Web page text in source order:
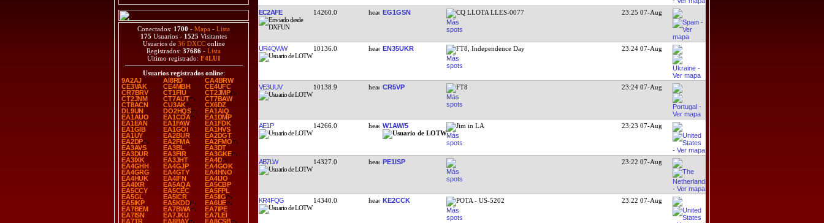
Conectados: 1700 - Mapa - Lista
175 Usuarios - 1525 Visitantes
Usuarios de 36 DXCConline
Registrados: 37686 - Lista
Último registrado: F4LUI
Usuarios registrados online:
9A2AJ
AI8RD
CA4BRW
CE3VAK
CE4MBH
CE4UFC
CR7BRV
CT1FIU
CT2JMP
CT2JNM
CT7AUT
CT7BAW
CT8ACN
CU3AK
CX6DZ
DL9UN
DO2HQS
EA1AIQ
EA1AUO
EA1COA
EA1DMP
EA1EAN
EA1FAW
EA1FDK
EA1GIB
EA1GOI
EA1HVS
EA1UY
EA2BUR
EA2DGT
EA2DP
EA2FMA
EA2FMO
EA3AVS
EA3BL
EA3DT
EA3DUR
EA3FIR
EA3GKE
EA3IXK
EA3JHT
EA4D
EA4GHH
EA4GJP
EA4GOK
EA4GRG
EA4GTY
EA4HNO
EA4HUK
EA4IFN
EA4IJO
EA4IXR
EA5AQA
EA5CBP
EA5CCY
EA5CEC
EA5FPL
EA5GL
EA5ICR
EA5IIG
EA5IKP
EA5KDD
EA6UE
EA7BEM
EA7BWA
EA7IPE
EA7ISN
EA7JKU
EA7LEI
EA7TR
EA8BAY
EA8CSB
EC2AFE 14260.0 EG1GSN CQ LLOTA LLES-0077 23:25 07-Aug
UR4QWW 10136.0 EN35UKR FT8, Independence Day 23:24 07-Aug
VE3UUV 10138.9 CR5VP FT8 23:24 07-Aug
AE1P 14266.0 W1AW/5 Jim in LA 23:23 07-Aug
AB7LW 14327.0 PE1ISP 23:22 07-Aug
KR4FQG 14340.0 KE2CCK POTA - US-5202 23:22 07-Aug